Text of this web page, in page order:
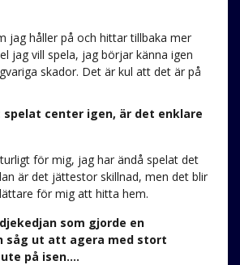
jag håller på och hittar tillbaka mer
jag vill spela, jag börjar känna igen
skador. Det är kul att det är på
spelat center igen, är det enklare
för mig, jag har ändå spelat det
är det jättestor skillnad, men det blir
för mig att hitta hem.
som gjorde en
såg ut att agera med stort
på isen….